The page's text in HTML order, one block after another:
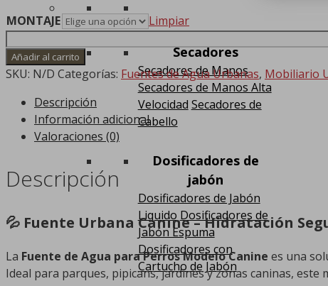
Secadores
Secadores de Manos
Secadores de Manos Alta
Velocidad Secadores de
Cabello
Dosificadores de
jabón
Dosificadores de Jabón
Liquido Dosificadores de
Jabón Espuma
Dosificadores con
Cartucho de Jabón
MONTAJE
Limpiar
de
Agua
Perros
cantidad
Añadir al carrito
SKU: N/D Categorías: Fuentes de Agua Urbanas, Mobiliario
Descripción
Información adicional
Valoraciones (0)
Descripción
💦 Fuente Urbana Canine – Hidratación
La Fuente de Agua para Perros Modelo Canine es una
Ideal para parques, pipicans, jardines y zonas caninas,